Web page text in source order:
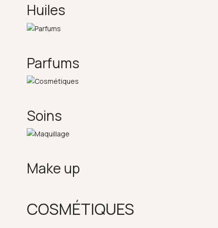
Huiles
Parfums
Soins
Make up
COSMÉTIQUES